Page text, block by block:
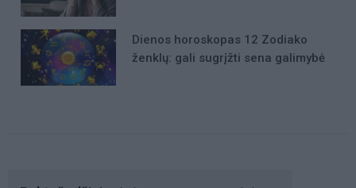
Dienos horoskopas 12 Zodiako
ženklų: gali sugrįžti sena galimybė